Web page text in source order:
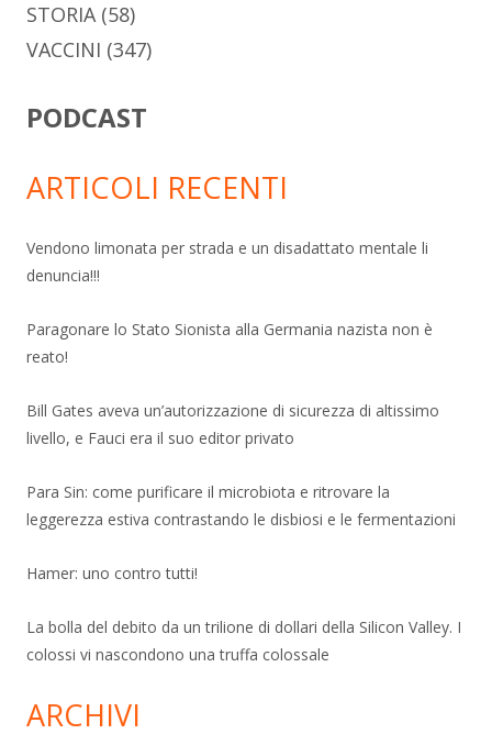
STORIA(58)
VACCINI (347)
PODCAST
ARTICOLI RECENTI
Vendono limonata per strada e un disadattato mentale li
denuncia!!!
Paragonare lo Stato Sionista alla Germania nazista non è
reato!
Bill Gates aveva un’autorizzazione di sicurezza di altissimo
livello, e Fauci era il suo editor privato
Para Sin: come purificare il microbiota e ritrovare la
leggerezza estiva contrastando le disbiosi e le fermentazioni
Hamer: uno contro tutti!
La bolla del debito da un trilione di dollari della Silicon Valley. I
colossi vi nascondono una truffa colossale
ARCHIVI